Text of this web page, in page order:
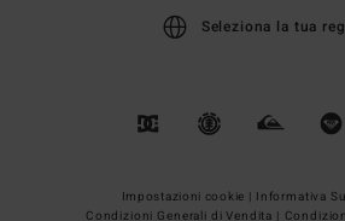
Seleziona la tua
Impostazioni cookie | Informativa
Condizioni Generali di Vendita |